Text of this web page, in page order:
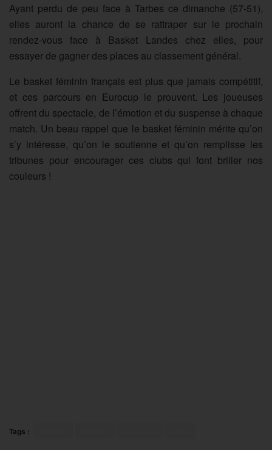
Ayant perdu de peu face à Tarbes ce dimanche (57-51),
elles auront la chance de se rattraper sur le prochain
rendez-vous face à Basket Landes chez elles, pour
essayer de gagner des places au classement général.
Le basket féminin français est plus que jamais compétitif,
et ces parcours en Eurocup le prouvent. Les joueuses
offrent du spectacle, de l’émotion et du suspense à chaque
match. Un beau rappel que le basket féminin mérite qu’on
s’y intéresse, qu’on le soutienne et qu’on remplisse les
tribunes pour encourager ces clubs qui font briller nos
couleurs !
Tags :